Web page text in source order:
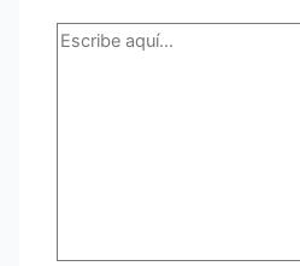
Escribe